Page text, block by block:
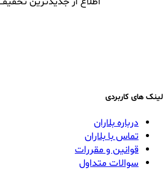
لینک های کاربردی
درباره بلاران
تماس با بلاران
قوانین و مقررات
سوالات متداول